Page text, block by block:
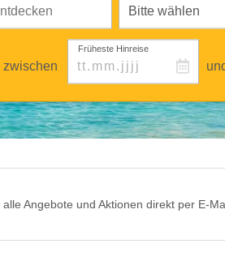
zwischen
Früheste Hinreise
Angebote und Aktionen direkt per E-